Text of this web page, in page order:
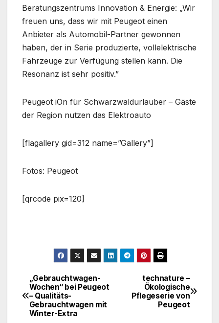
Beratungszentrums Innovation & Energie: „Wir
freuen uns, dass wir mit Peugeot einen
Anbieter als Automobil-Partner gewonnen
haben, der in Serie produzierte, vollelektrische
Fahrzeuge zur Verfügung stellen kann. Die
Resonanz ist sehr positiv.”
Peugeot iOn für Schwarzwaldurlauber – Gäste
der Region nutzen das Elektroauto
[flagallery gid=312 name=”Gallery”]
Fotos: Peugeot
[qrcode pix=120]
Beitragsnavigationtechnature –
Ökologische
Pflegeserie von
Peugeot
„Gebrauchtwagen-
Wochen“ bei Peugeot
– Qualitäts-
Gebrauchtwagen mit
Winter-Extra